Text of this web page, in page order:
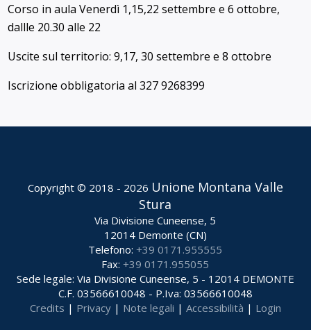
Corso in aula Venerdì 1,15,22 settembre e 6 ottobre,
dallle 20.30 alle 22
Uscite sul territorio: 9,17, 30 settembre e 8 ottobre
Iscrizione obbligatoria al 327 9268399
Copyright © 2018 - 2026 Unione Montana Valle
Stura
Via Divisione Cuneense, 5
12014 Demonte (CN)
Telefono:+39 0171.955555
Fax:+39 0171.955055
Sede legale: Via Divisione Cuneense, 5 - 12014 DEMONTE
C.F. 03566610048 - P.Iva: 03566610048
Credits | Privacy| Note legali | Accessibilità | Login